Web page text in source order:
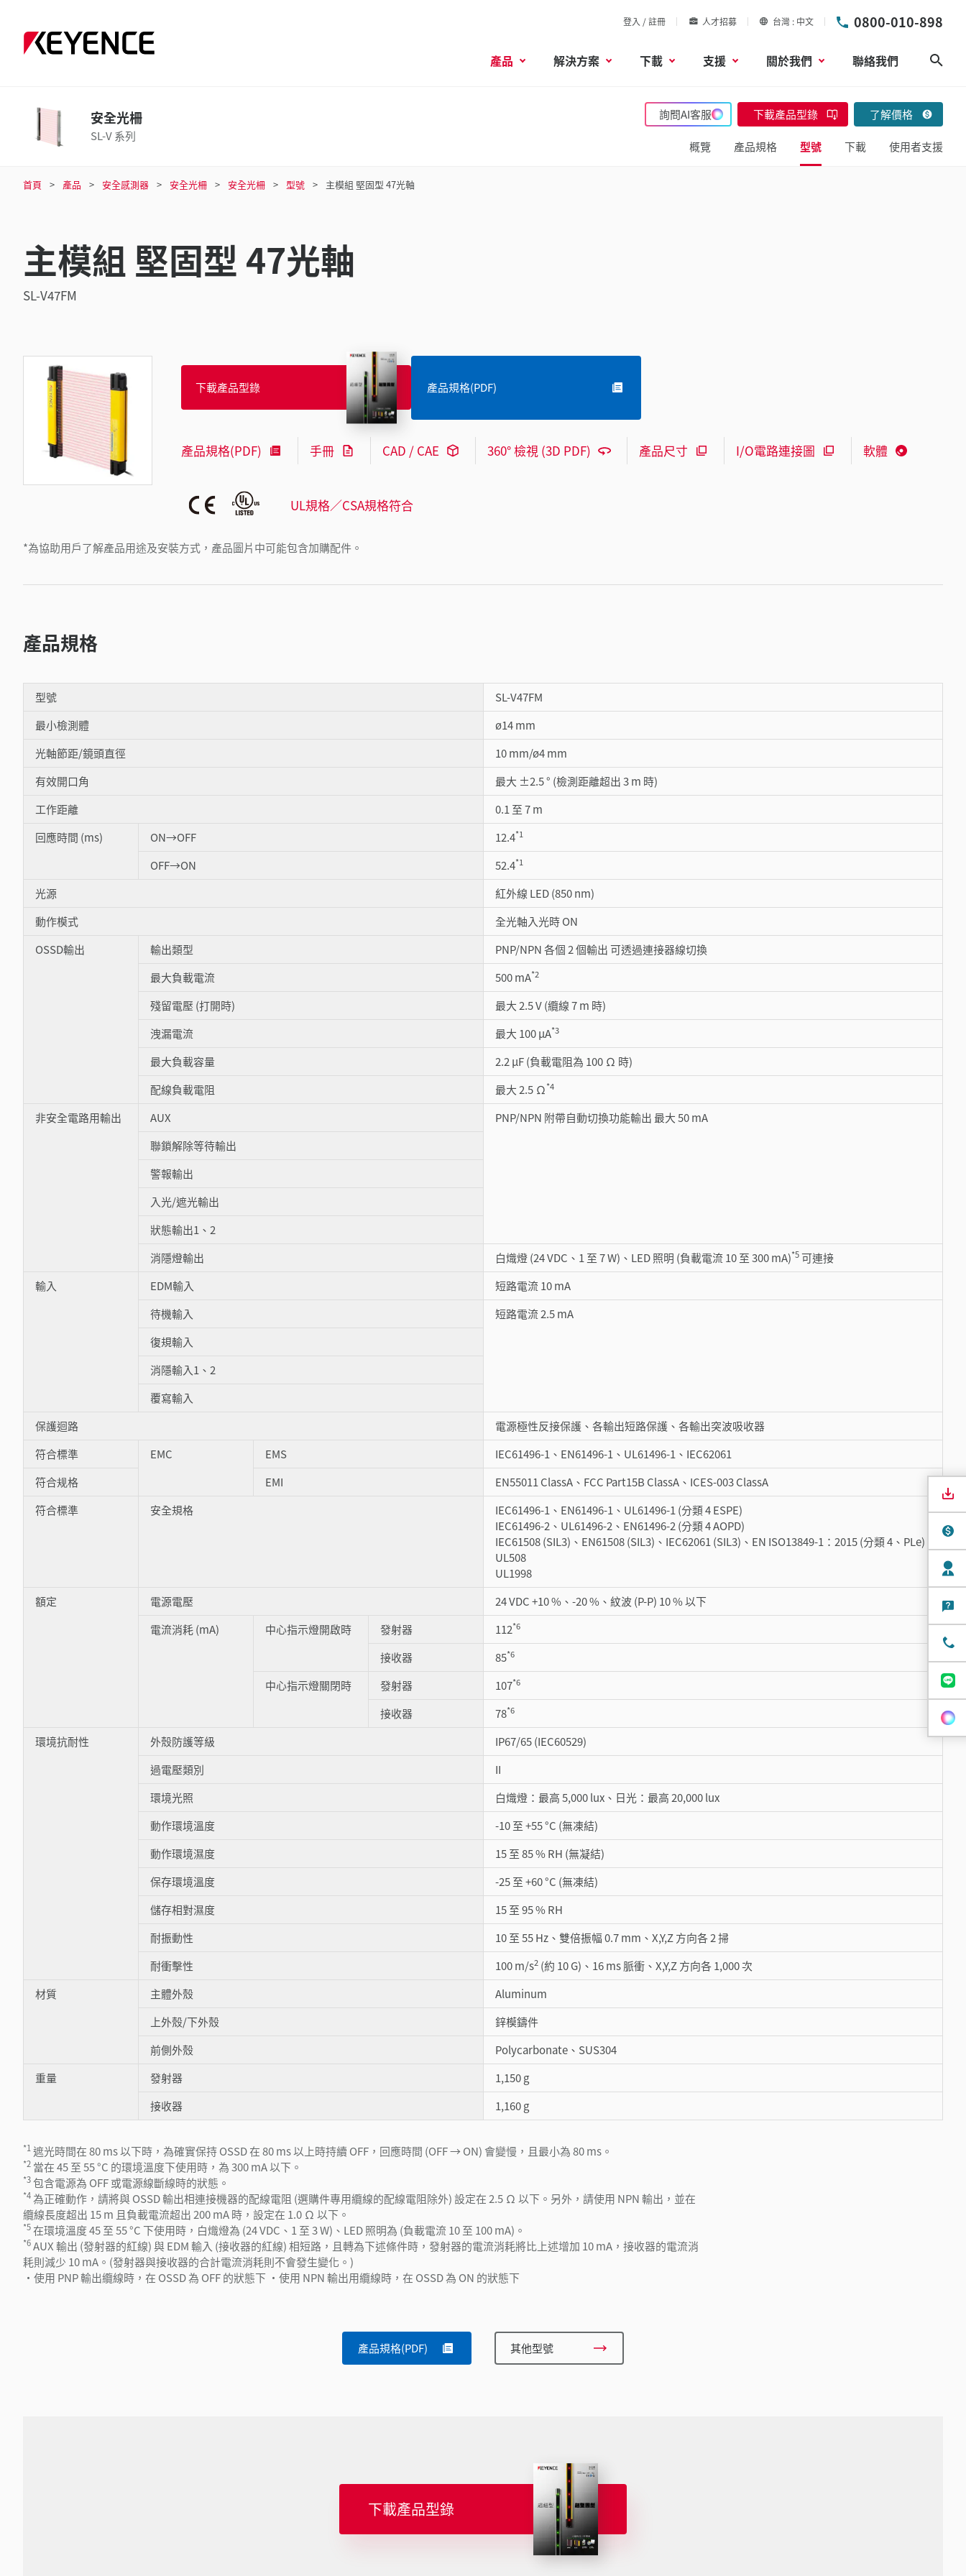
登入 / 註冊 人才招募 台灣 中文 0800-010-898
產品 解決方案 下載 支援 關於我們 聯絡我們
安全光柵
SL-V 系列
詢問AI客服 下載產品型錄 了解價格
概覽 產品規格 型號 下載 使用者支援
首頁 產品 安全感測器 安全光柵 安全光柵 型號 主模組 堅固型 47光軸
主模組 堅固型 47光軸
SL-V47FM
*為協助用戶了解產品用途及安裝方式，產品圖片中可能包含加購配件。
下載產品型錄 產品規格(PDF)
產品規格(PDF) 手冊 CAD / CAE 360° 檢視 (3D PDF) 產品尺寸 I/O電路連接圖 軟體
UL規格／CSA規格符合
產品規格
型號
SL-V47FM
最小檢測體
ø14 mm
光軸節距/鏡頭直徑
10 mm/ø4 mm
有效開口角
最大 ±2.5 ° (檢測距離超出 3 m 時)
工作距離
0.1 至 7 m
回應時間 (ms)
ON→OFF 12.4*1
OFF→ON 52.4*1
光源
紅外線 LED (850 nm)
動作模式
全光軸入光時 ON
OSSD輸出
輸出類型
PNP/NPN 各個 2 個輸出 可透過連接器線切換
最大負載電流
500 mA*2
殘留電壓 (打開時)
最大 2.5 V (纜線 7 m 時)
洩漏電流
最大 100 µA*3
最大負載容量
2.2 µF (負載電阻為 100 Ω 時)
配線負載電阻
最大 2.5 Ω*4
非安全電路用輸出 AUX
PNP/NPN 附帶自動切換功能輸出 最大 50 mA
聯鎖解除等待輸出
警報輸出
入光/遮光輸出
狀態輸出1、2
消隱燈輸出
白熾燈 (24 VDC、1 至 7 W)、LED 照明 (負載電流 10 至 300 mA)*5 可連接
輸入
EDM輸入
短路電流 10 mA
待機輸入
短路電流 2.5 mA
復規輸入
消隱輸入1、2
覆寫輸入
保護迴路
電源極性反接保護、各輸出短路保護、各輸出突波吸收器
符合標準
EMC EMS
IEC61496-1、EN61496-1、UL61496-1、IEC62061
符合规格
EMI
EN55011 ClassA、FCC Part15B ClassA、ICES-003 ClassA
符合標準
安全規格
IEC61496-1、EN61496-1、UL61496-1 (分類 4 ESPE)
IEC61496-2、UL61496-2、EN61496-2 (分類 4 AOPD)
IEC61508 (SIL3)、EN61508 (SIL3)、IEC62061 (SIL3)、EN ISO13849-1：2015 (分類 4、PLe)
UL508
UL1998
額定
電源電壓
24 VDC +10 %、-20 %、紋波 (P-P) 10 % 以下
電流消耗 (mA)
中心指示燈開啟時 發射器 112*6
接收器 85*6
中心指示燈關閉時 發射器 107*6
接收器 78*6
環境抗耐性 外殼防護等級
IP67/65 (IEC60529)
過電壓類別
II
環境光照
白熾燈：最高 5,000 lux、日光：最高 20,000 lux
動作環境溫度
-10 至 +55 °C (無凍結)
動作環境濕度
15 至 85 % RH (無凝結)
保存環境溫度
-25 至 +60 °C (無凍結)
儲存相對濕度
15 至 95 % RH
耐振動性
10 至 55 Hz、雙倍振幅 0.7 mm、X,Y,Z 方向各 2 掃
耐衝擊性
100 m/s2 (約 10 G)、16 ms 脈衝、X,Y,Z 方向各 1,000 次
材質
主體外殼
Aluminum
上外殼/下外殼
鋅模鑄件
前側外殼
Polycarbonate、SUS304
重量
發射器
1,150 g
接收器
1,160 g
*1 遮光時間在 80 ms 以下時，為確實保持 OSSD 在 80 ms 以上時持續 OFF，回應時間 (OFF → ON) 會變慢，且最小為 80 ms。
*2 當在 45 至 55 °C 的環境溫度下使用時，為 300 mA 以下。
*3包含電源為 OFF 或電源線斷線時的狀態。
*4 為正確動作，請將與 OSSD 輸出相連接機器的配線電阻 (選購件專用纜線的配線電阻除外) 設定在 2.5 Ω 以下。另外，請使用 NPN 輸出，並在
纜線長度超出 15 m 且負載電流超出 200 mA 時，設定在 1.0 Ω 以下。
*5在環境溫度 45 至 55 °C 下使用時，白熾燈為 (24 VDC、1 至 3 W)、LED 照明為 (負載電流 10 至 100 mA)。
*6AUX 輸出 (發射器的紅線) 與 EDM 輸入 (接收器的紅線) 相短路，且轉為下述條件時，發射器的電流消耗將比上述增加 10 mA，接收器的電流消
耗則減少 10 mA。(發射器與接收器的合計電流消耗則不會發生變化。)
・使用 PNP 輸出纜線時，在 OSSD 為 OFF 的狀態下 ・使用 NPN 輸出用纜線時，在 OSSD 為 ON 的狀態下
產品規格(PDF) 其他型號
下載產品型錄